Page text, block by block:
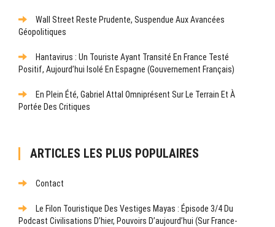
Wall Street Reste Prudente, Suspendue Aux Avancées
Géopolitiques
Hantavirus : Un Touriste Ayant Transité En France Testé
Positif, Aujourd’hui Isolé En Espagne (gouvernement Français)
En Plein Été, Gabriel Attal Omniprésent Sur Le Terrain Et À
Portée Des Critiques
ARTICLES LES PLUS POPULAIRES
Contact
Le Filon Touristique Des Vestiges Mayas : Épisode 3/4 Du
Podcast Civilisations D’hier, Pouvoirs D’aujourd’hui (sur France-